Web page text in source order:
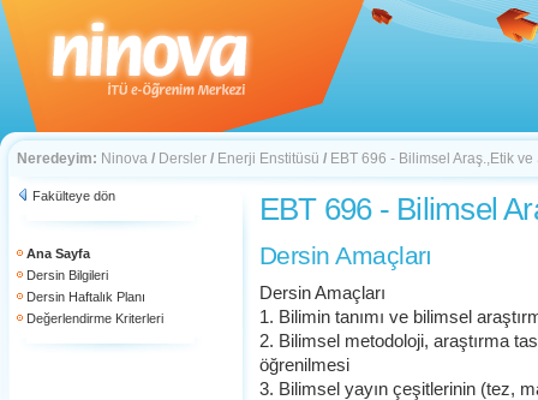
Neredeyim: Ninova / Dersler / Enerji Enstitüsü / EBT 696 - Bilimsel Araş.,Etik
Fakülteye dön
Ana Sayfa
Dersin Bilgileri
Dersin Haftalık Planı
Değerlendirme Kriterleri
EBT 696 - Bilimsel
Dersin Amaçları
Dersin Amaçları
1. Bilimin tanımı ve bilimsel
2. Bilimsel metodoloji, araştırma
öğrenilmesi
3. Bilimsel yayın çeşitlerinin (tez,